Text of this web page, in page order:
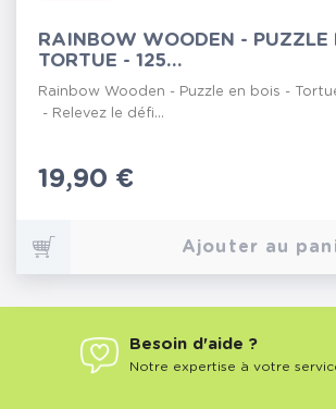
RAINBOW WOODEN - PUZZLE
TORTUE - 125...
Rainbow Wooden - Puzzle en bois -
- Relevez le défi...
Prix
19,90 €
Ajouter au
Besoin d'aide ?
Notre expertise à votre